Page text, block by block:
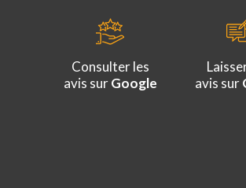
Consulter les
avis surGoogle
avis sur